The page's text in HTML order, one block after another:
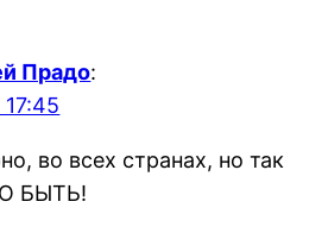
Прадо:
17:45
во всех странах, но так
БЫТЬ!